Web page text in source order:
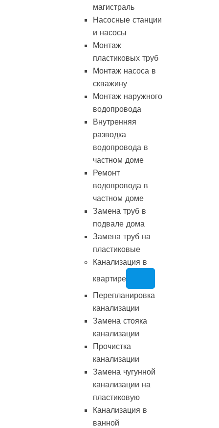
магистраль
Насосные станции
и насосы
Монтаж
пластиковых труб
Монтаж насоса в
скважину
Монтаж наружного
водопровода
Внутренняя
разводка
водопровода в
частном доме
Ремонт
водопровода в
частном доме
Замена труб в
подвале дома
Замена труб на
пластиковые
Канализация в
квартире
Перепланировка
канализации
Замена стояка
канализации
Прочистка
канализации
Замена чугунной
канализации на
пластиковую
Канализация в
ванной